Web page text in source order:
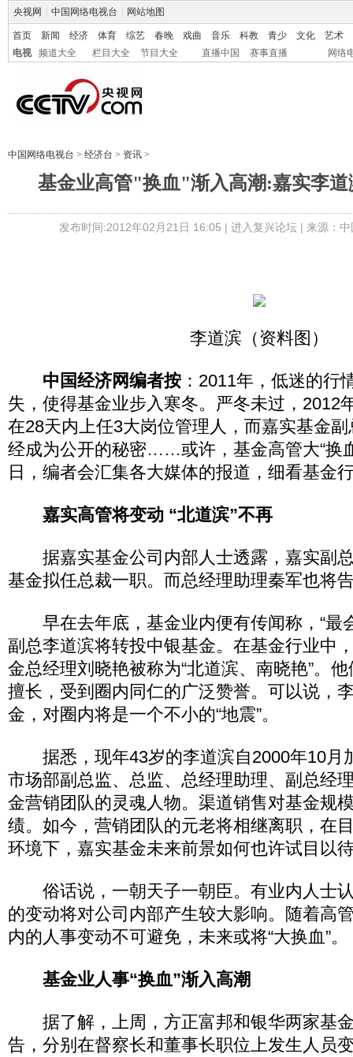
央视网 中国网络电视台 网站地图
首页 新闻 经济 体育 综艺 春晚 戏曲 音乐 科教 青少 文化
艺术
电视
频道大全 栏目大全 节目大全 直播中国 赛事直播 网络
中国网络电视台 > 经济台 > 资讯 >
基金业高管"换血"渐入高潮:嘉实李道
发布时间:2012年02月21日 16:05 | 进入复兴论坛| 来源：
李道滨（资料图）
中国经济网编者按 ：2011年，低迷的行
失，使得基金业步入寒冬。严冬未过，2012
在28天内上任3大岗位管理人，而嘉实基金
经成为公开的秘密……或许，基金高管大“换
日，编者会汇集各大媒体的报道，细看基金
嘉实高管将变动 “北道滨”不再
据嘉实基金公司内部人士透露，嘉实副
基金拟任总裁一职。而总经理助理秦军也将
早在去年底，基金业内便有传闻称，“最
副总李道滨将转投中银基金。在基金行业中
金总经理刘晓艳被称为“北道滨、南晓艳”。
擅长，受到圈内同仁的广泛赞誉。可以说，
金，对圈内将是一个不小的“地震”。
据悉，现年43岁的李道滨自2000年10月
市场部副总监、总监、总经理助理、副总经
金营销团队的灵魂人物。渠道销售对基金规
绩。如今，营销团队的元老将相继离职，在
环境下，嘉实基金未来前景如何也许试目以
俗话说，一朝天子一朝臣。有业内人士
的变动将对公司内部产生较大影响。随着高
内的人事变动不可避免，未来或将“大换血”。
基金业人事“换血”渐入高潮
据了解，上周，方正富邦和银华两家基
告，分别在督察长和董事长职位上发生人员